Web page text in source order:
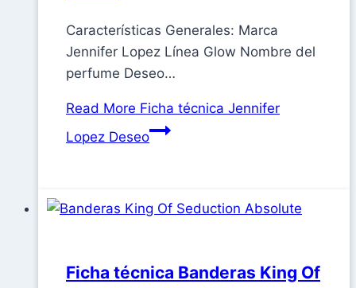
Características Generales: Marca
Jennifer Lopez Línea Glow Nombre del
perfume Deseo…
Read More Ficha técnica Jennifer
Lopez Deseo
Ficha técnica Banderas King Of